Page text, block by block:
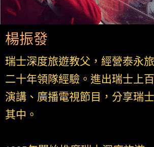
楊振發
瑞士深度旅遊教父，經營泰永
二十年領隊經驗。進出瑞士上
演講、廣播電視節目，分享瑞
其中。